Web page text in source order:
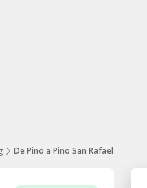
De Pino a Pino San Rafael